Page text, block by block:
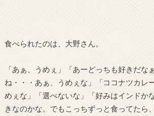
食べられたのは、大野さん。
「あぁ、うめぇ」「あーどっちも好きだな
ね・・・あぁ、うめぇな」「ココナツカレ
めぇな」「選べないな」「好みはインドか
きなのかな。でもこっちずっと食ってたら